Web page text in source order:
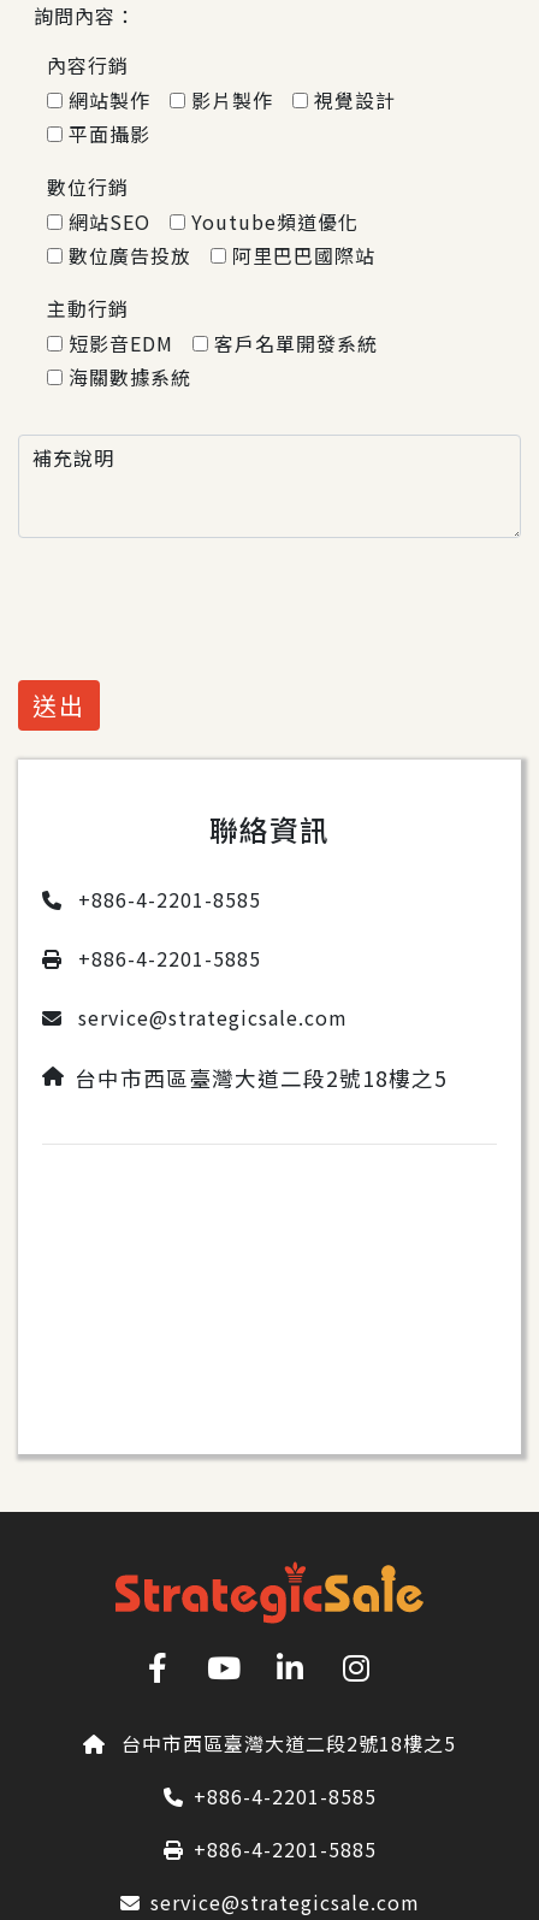
詢問內容：
內容行銷
網站製作
影片製作
視覺設計
平面攝影
數位行銷
網站SEO
Youtube頻道優化
數位廣告投放
阿里巴巴國際站
主動行銷
短影音EDM
客戶名單開發系統
海關數據系統
補充說明
送出
聯絡資訊
+886-4-2201-8585
+886-4-2201-5885
service@strategicsale.com
台中市西區臺灣大道二段2號18樓之5
台中市西區臺灣大道二段2號18樓之5
+886-4-2201-8585
+886-4-2201-5885
service@strategicsale.com